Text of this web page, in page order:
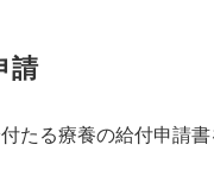
請
たる療養の給付申請